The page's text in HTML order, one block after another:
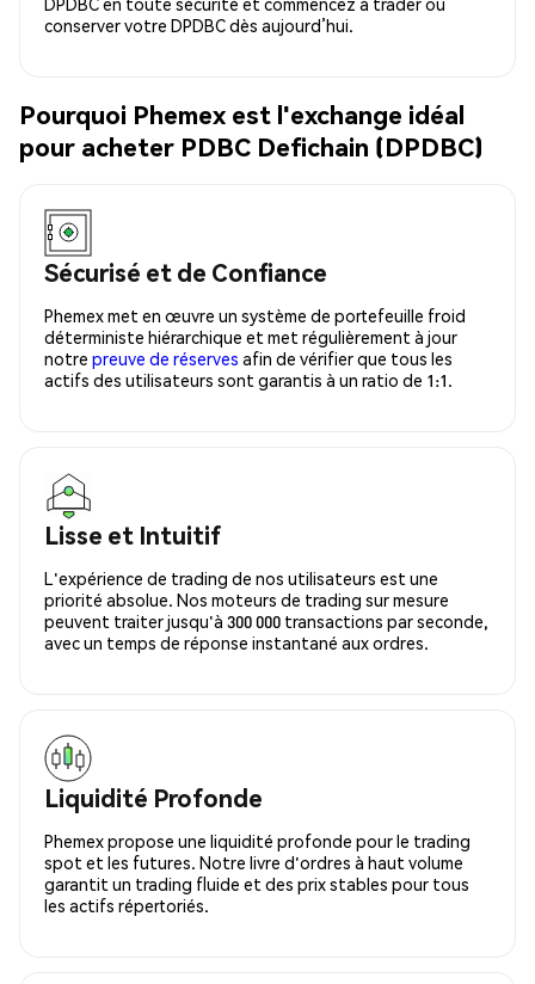
conserver votre DPDBC dès aujourd’hui.
Pourquoi Phemex est l'exchange idéal
pour acheter PDBC Defichain (DPDBC)
Sécurisé et de Confiance
Phemex met en œuvre un système de portefeuille froid
déterministe hiérarchique et met régulièrement à jour
notre preuve de réserves afin de vérifier que tous les
actifs des utilisateurs sont garantis à un ratio de 1:1.
Lisse et Intuitif
L'expérience de trading de nos utilisateurs est une
priorité absolue. Nos moteurs de trading sur mesure
peuvent traiter jusqu'à 300 000 transactions par seconde,
avec un temps de réponse instantané aux ordres.
Liquidité Profonde
Phemex propose une liquidité profonde pour le trading
spot et les futures. Notre livre d'ordres à haut volume
garantit un trading fluide et des prix stables pour tous
les actifs répertoriés.